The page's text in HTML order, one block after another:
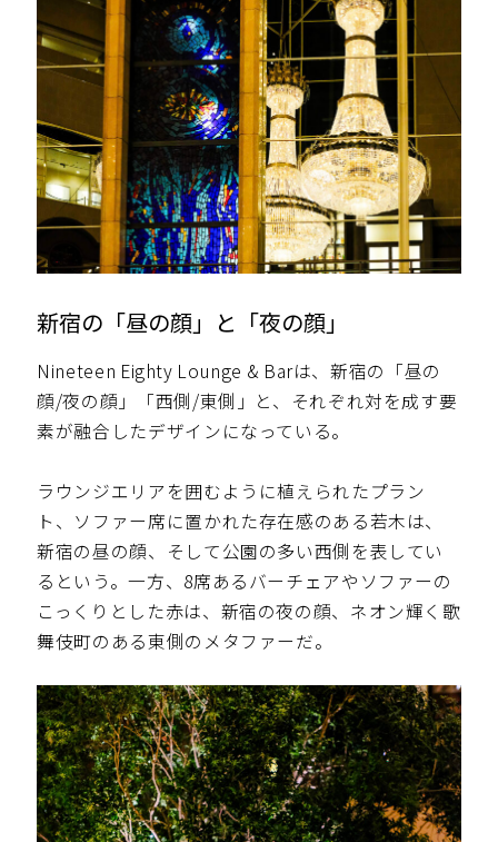
新宿の「昼の顔」と「夜の顔」
Nineteen Eighty Lounge & Barは、新宿の「昼の
顔/夜の顔」「西側/東側」と、それぞれ対を成す要
素が融合したデザインになっている。
ラウンジエリアを囲むように植えられたプラン
ト、ソファー席に置かれた存在感のある若木は、
新宿の昼の顔、そして公園の多い西側を表してい
るという。一方、8席あるバーチェアやソファーの
こっくりとした赤は、新宿の夜の顔、ネオン輝く歌
舞伎町のある東側のメタファーだ。